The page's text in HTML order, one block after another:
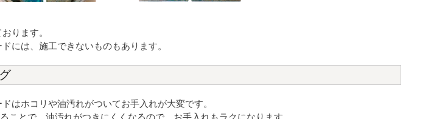
ります。
には、施工できないものもあります。
はホコリや油汚れがついてお手入れが大変です。